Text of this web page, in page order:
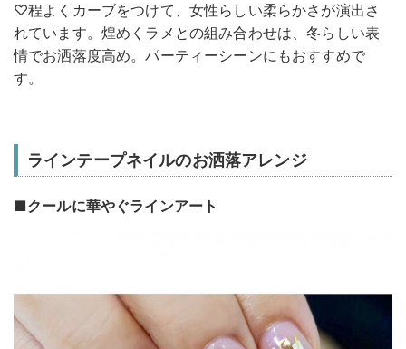
♡程よくカーブをつけて、女性らしい柔らかさが演出さ
れています。煌めくラメとの組み合わせは、冬らしい表
情でお洒落度高め。パーティーシーンにもおすすめで
す。
ラインテープネイルのお洒落アレンジ
■クールに華やぐラインアート